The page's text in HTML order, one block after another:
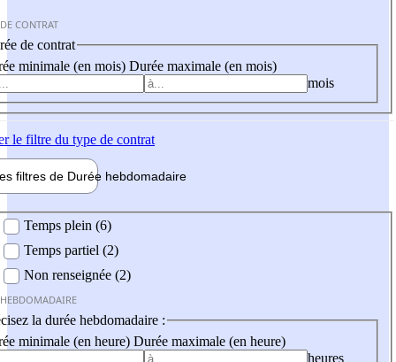
CONTRAT
de contrat
minimale (en mois) Durée maximale (en mois)
mois
le filtre du type de contrat
filtres de Durée hebdomadaire
Temps plein (6)
Temps partiel (2)
Non renseignée (2)
la durée hebdomadaire :
minimale (en heure) Durée maximale (en heure)
heures